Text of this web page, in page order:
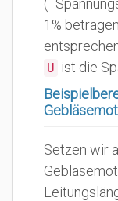
1%
U ist die
Setzen wir